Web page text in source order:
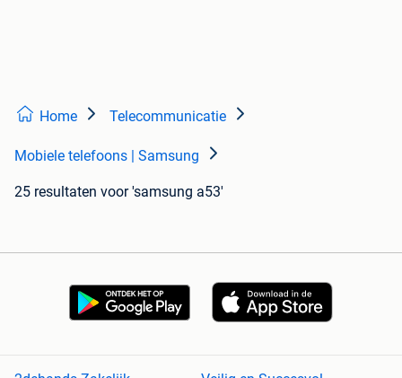
Home Telecommunicatie
Mobiele telefoons | Samsung
25 resultaten voor 'samsung a53'